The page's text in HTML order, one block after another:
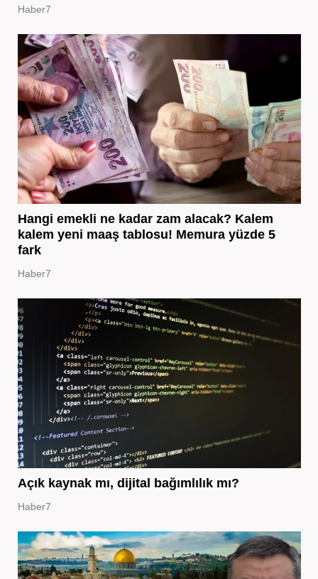
Haber7
Hangi emekli ne kadar zam alacak? Kalem
kalem yeni maaş tablosu! Memura yüzde 5
fark
Haber7
Açık kaynak mı, dijital bağımlılık mı?
Haber7